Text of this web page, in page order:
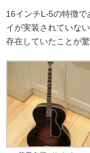
16インチL-5の特徴
イが実装されていな
存在していたことが驚